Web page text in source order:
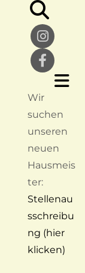
Wir
suchen
unseren
neuen
Hausmeis
ter:
Stellenau
sschreibu
ng (hier
klicken)